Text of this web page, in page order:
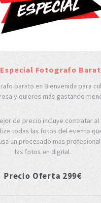
Especial Fotografo
barato en Bienvenida para
y quieres más gastando
de precio incluye contratar
todas las fotos del evento
un procesado mas
las fotos en digital.
Precio Oferta 299€